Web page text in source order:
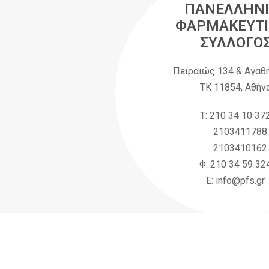
Πειραιώς 134 &
ΤΚ 11854,
Τ: 210 34 10
2103411788
2103410162
Φ: 210 34 59
Ε: info@pfs.gr